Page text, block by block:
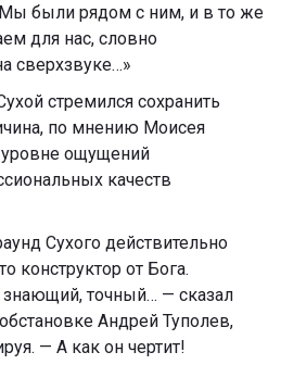
были рядом с ним, и в то же
для нас, словно
сверхзвуке…»
стремился сохранить
по мнению Моисея
ощущений
качеств
Сухого действительно
конструктор от Бога.
точный… — сказал
Андрей Туполев,
— А как он чертит!